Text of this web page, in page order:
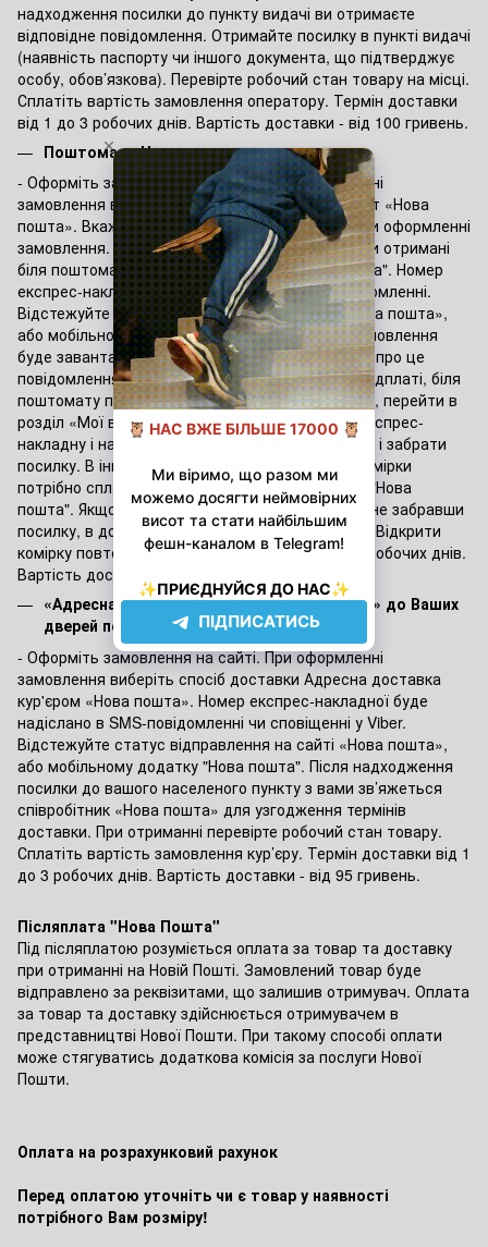
надходження посилки до пункту видачі ви отримаєте
відповідне повідомлення. Отримайте посилку в пункті видачі
(наявність паспорту чи іншого документа, що підтверджує
особу, обов’язкова). Перевірте робочий стан товару на місці.
Сплатіть вартість замовлення оператору. Термін доставки
від 1 до 3 робочих днів. Вартість доставки - від 100 гривень.
Поштомат «Нова пошта»
- Оформіть замовлення на сайті. При оформленні
замовлення виберіть спосіб доставки Поштомат «Нова
пошта». Вкажіть номер поштомату в корзині при оформленні
замовлення. Сплатити замовлення можливо при отримані
біля поштомату онлайн оплатою від "Нова пошта". Номер
експрес-накладної буде надіслано в SMS-повідомленні.
Відстежуйте статус відправлення на сайті «Нова пошта»,
або мобільному додатку "Нова пошта". Коли замовлення
буде завантажено в поштомат — ви отримаєте про це
повідомлення. Якщо товар сплачувався по передплаті, біля
поштомату потрібно зайти в мобільний додаток, перейти в
розділ «Мої відправлення», вибрати потрібну експрес-
накладну і натиснути кнопку «Відкрити комірку» і забрати
посилку. В іншому випадку перед відкриттям комірки
потрібно сплатити суму замовлення в додатку "Нова
пошта". Якщо клієнт випадково закрив комірку, не забравши
посилку, в додатку потрібно натиснути кнопку «Відкрити
комірку повторно». Термін доставки від 1 до 3 робочих днів.
Вартість доставки - від 60 гривень.
«Адресна доставка» кур'єром Нова пошта» до Ваших
дверей по Україні
- Оформіть замовлення на сайті. При оформленні
замовлення виберіть спосіб доставки Адресна доставка
кур'єром «Нова пошта». Номер експрес-накладної буде
надіслано в SMS-повідомленні чи сповіщенні у Viber.
Відстежуйте статус відправлення на сайті «Нова пошта»,
або мобільному додатку "Нова пошта". Після надходження
посилки до вашого населеного пункту з вами зв’яжеться
співробітник «Нова пошта» для узгодження термінів
доставки. При отриманні перевірте робочий стан товару.
Сплатіть вартість замовлення кур’єру. Термін доставки від 1
до 3 робочих днів. Вартість доставки - від 95 гривень.
Післяплата "Нова Пошта"
Під післяплатою розуміється оплата за товар та доставку
при отриманні на Новій Пошті. Замовлений товар буде
відправлено за реквізитами, що залишив отримувач. Оплата
за товар та доставку здійснюється отримувачем в
представництві Нової Пошти. При такому способі оплати
може стягуватись додаткова комісія за послуги Нової
Пошти.
Оплата на розрахунковий рахунок
Перед оплатою уточніть чи є товар у наявності
потрібного Вам розміру!